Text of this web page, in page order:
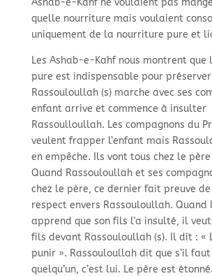
quelle nourriture mais voulaient
uniquement de la nourriture pure et
Les Ashab-e-Kahf nous montrent
pure est indispensable pour
Rassouloullah (s) marche avec ses
enfant arrive et commence à insulter
Rassoulloullah. Les compagnons du
veulent frapper l’enfant mais
en empêche. Ils vont tous chez le père
Quand Rassouloullah et ses
chez le père, ce dernier fait preuve de
respect envers Rassouloullah. Quand
apprend que son fils l’a insulté, il
fils devant Rassouloullah (s). Il dit : «
punir ». Rassouloullah dit que s’il
quelqu’un, c’est lui. Le père est étonné.